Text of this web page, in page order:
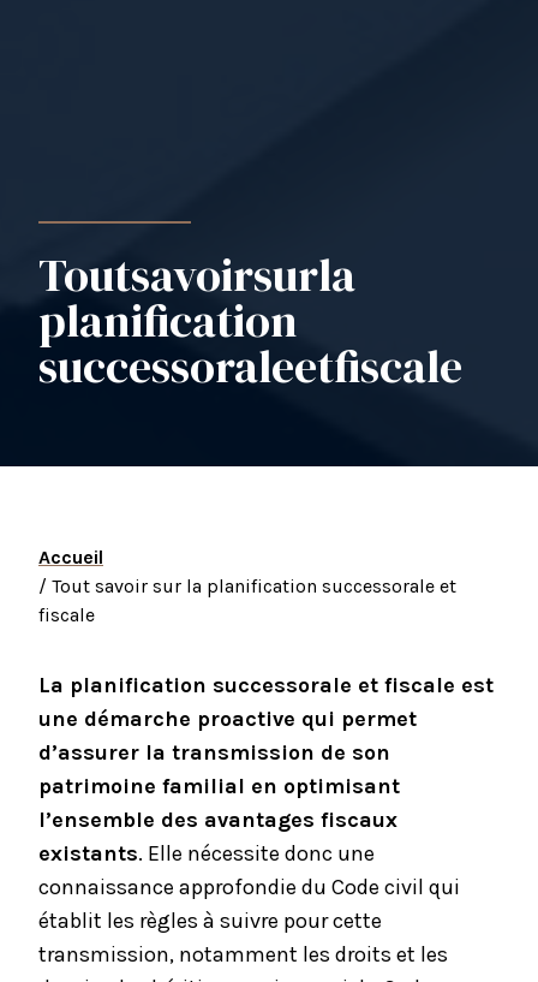
Toutsavoirsurla
planification
successoraleetfiscale
Accueil
/ Tout savoir sur la planification successorale et
fiscale
La planification successorale et fiscale est
une démarche proactive qui permet
d’assurer la transmission de son
patrimoine familial en optimisant
l’ensemble des avantages fiscaux
existants. Elle nécessite donc une
connaissance approfondie du Code civil qui
établit les règles à suivre pour cette
transmission, notamment les droits et les